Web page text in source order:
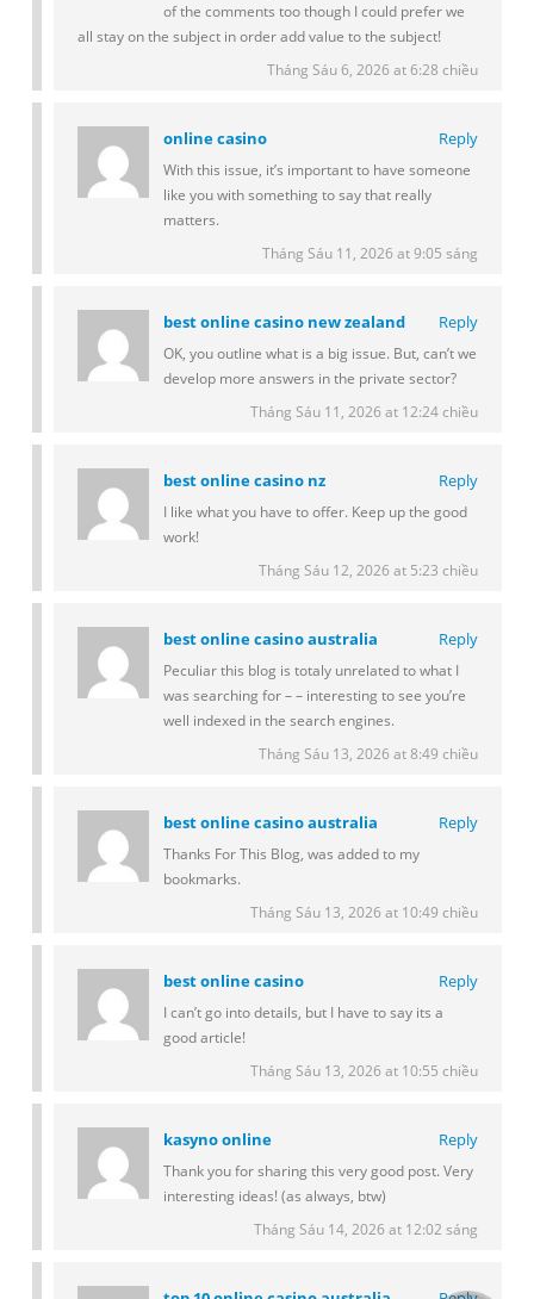
of the comments too though I could prefer we
all stay on the subject in order add value to the subject!
Tháng Sáu 6, 2026 at 6:28 chiều
online casino Reply
With this issue, it’s important to have someone
like you with something to say that really
matters.
Tháng Sáu 11, 2026 at 9:05 sáng
best online casino new zealand Reply
OK, you outline what is a big issue. But, can’t we
develop more answers in the private sector?
Tháng Sáu 11, 2026 at 12:24 chiều
best online casino nz Reply
I like what you have to offer. Keep up the good
work!
Tháng Sáu 12, 2026 at 5:23 chiều
best online casino australia Reply
Peculiar this blog is totaly unrelated to what I
was searching for – – interesting to see you’re
well indexed in the search engines.
Tháng Sáu 13, 2026 at 8:49 chiều
best online casino australia Reply
Thanks For This Blog, was added to my
bookmarks.
Tháng Sáu 13, 2026 at 10:49 chiều
best online casino Reply
I can’t go into details, but I have to say its a
good article!
Tháng Sáu 13, 2026 at 10:55 chiều
kasyno online Reply
Thank you for sharing this very good post. Very
interesting ideas! (as always, btw)
Tháng Sáu 14, 2026 at 12:02 sáng